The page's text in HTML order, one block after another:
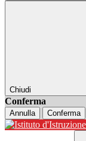
Chiudi
Conferma
Annulla Conferma